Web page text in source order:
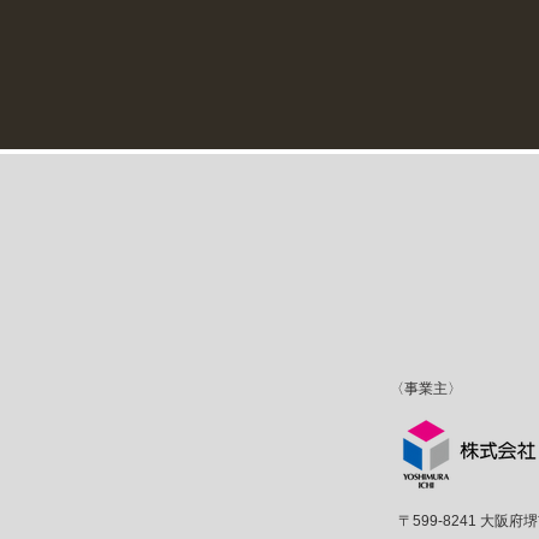
〈事業主〉
〒599-8241 大阪府